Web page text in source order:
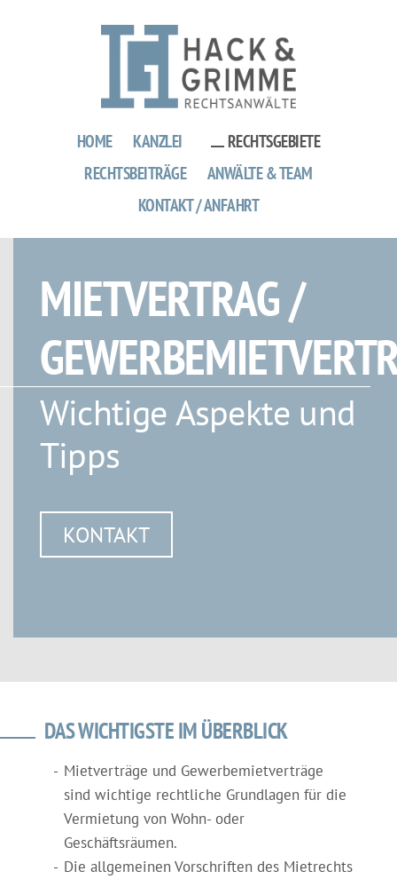
HOME KANZLEI
RECHTSGEBIETE
RECHTSBEITRÄGE
ANWÄLTE & TEAM
KONTAKT / ANFAHRT
MIETVERTRAG /
Wichtige Aspekte und
Tipps
KONTAKT
DAS WICHTIGSTE IM ÜBERBLICK
Mietverträge und Gewerbemietverträge
sind wichtige rechtliche Grundlagen für die
Vermietung von Wohn- oder
Geschäftsräumen.
Die allgemeinen Vorschriften des Mietrechts